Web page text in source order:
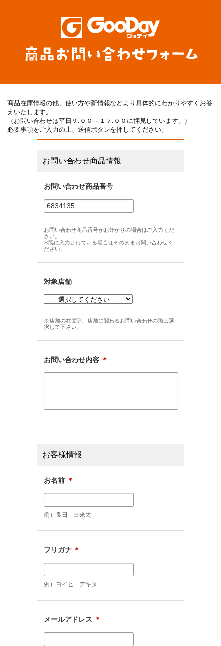
商品在庫情報の他、使い方や新情報などより具体的にわかりやすくお答
えいたします。
（お問い合わせは平日９:００～１７:００に拝見しています。）
必要事項をご入力の上、送信ボタンを押してください。
お問い合わせ商品情報
お問い合わせ商品番号
お問い合わせ商品番号がお分かりの場合はご入力くだ
さい。
※既に入力されている場合はそのままお問い合わせく
ださい。
対象店舗
※店舗の在庫等、店舗に関わるお問い合わせの際は選
択して下さい。
お問い合わせ内容 ＊
お客様情報
お名前 ＊
例）良日 出来太
フリガナ ＊
例）ヨイヒ デキタ
メールアドレス ＊